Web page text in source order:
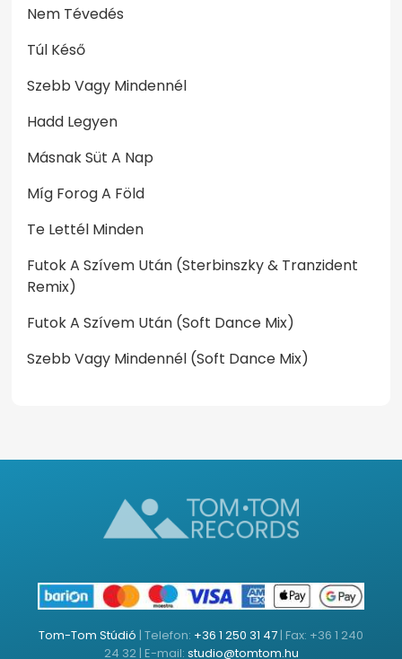
Nem Tévedés
Túl Késő
Szebb Vagy Mindennél
Hadd Legyen
Másnak Süt A Nap
Míg Forog A Föld
Te Lettél Minden
Futok A Szívem Után (Sterbinszky & Tranzident
Remix)
Futok A Szívem Után (Soft Dance Mix)
Szebb Vagy Mindennél (Soft Dance Mix)
Tom-Tom Stúdió | Telefon: +36 1 250 31 47 | Fax: +36 1 240
24 32 | E-mail: studio@tomtom.hu